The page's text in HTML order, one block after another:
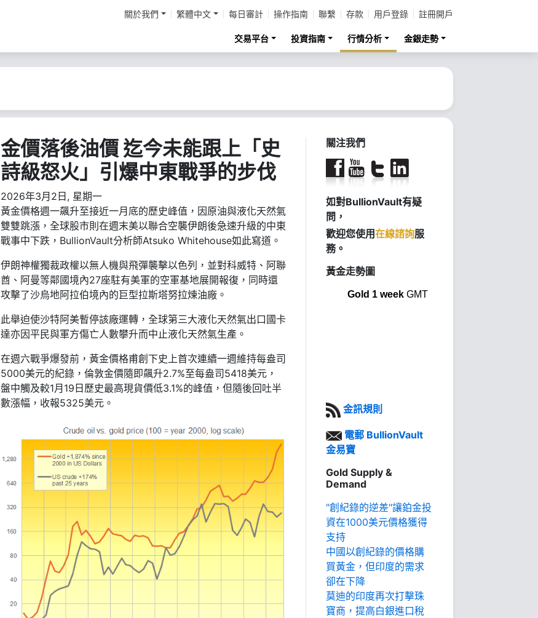
關於我們 繁體中文 每日審計 操作指南 聯繫 存款 用戶登錄 註冊開戶
交易平台 投資指南 行情分析 金銀走勢
金價落後油價 迄今未能跟上「史
詩級怒火」引爆中東戰爭的步伐
2026年3月2日, 星期一
黃金價格週一飆升至接近一月底的歷史峰值，因原油與液化天然氣
雙雙跳漲，全球股市則在週末美以聯合空襲伊朗後急速升級的中東
戰事中下跌，BullionVault分析師Atsuko Whitehouse如此寫道。
伊朗神權獨裁政權以無人機與飛彈襲擊以色列，並對科威特、阿聯
酋、阿曼等鄰國境內27座駐有美軍的空軍基地展開報復，同時還
攻擊了沙烏地阿拉伯境內的巨型拉斯塔努拉煉油廠。
此舉迫使沙特阿美暫停該廠運轉，全球第三大液化天然氣出口國卡
達亦因平民與軍方傷亡人數攀升而中止液化天然氣生產。
在週六戰爭爆發前，黃金價格甫創下史上首次連續一週維持每盎司
5000美元的紀錄，倫敦金價隨即飆升2.7%至每盎司5418美元，
盤中觸及較1月19日歷史最高現貨價低3.1%的峰值，但隨後回吐半
數漲幅，收報5325美元。
關注我們
如對BullionVault有疑
問，
歡迎您使用在線諮詢服
務。
黃金走勢圖
Gold 1 weekGMT
金訊規則
電郵 BullionVault
金易寶
Gold Supply &
Demand
"創紀錄的逆差"讓鉑金投
資在1000美元價格獲得
支持
中國以創紀錄的價格購
買黃金，但印度的需求
卻在下降
莫迪的印度再次打擊珠
寶商，提高白銀進口稅